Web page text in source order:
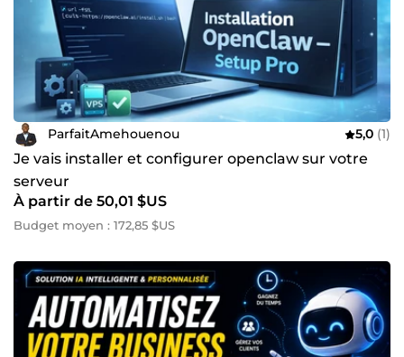
ParfaitAmehouenou 5,0 (1)
Je vais installer et configurer openclaw sur votre
serveur
À partir de 50,01 $US
Budget moyen : 172,85 $US